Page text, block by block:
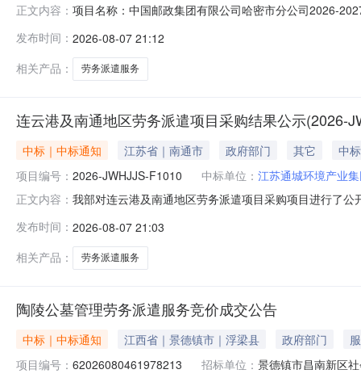
正文内容： 项目名称：中国邮政集团有限公司哈密市分公司2026-
女士。
发布时间： 2026-08-07 21:12
相关产品：
劳务派遣服务
连云港及南通地区劳务派遣项目采购结果公示(2026-
中标｜中标通知 江苏省｜南通市 政府部门 其它
中
项目编号： 2026-JWHJJS-F1010 中标单位： 江苏通城环境产业
正文内容： 我部对连云港及南通地区劳务派遣项目采购项目进行了
价金额：130800.00（元）；第二名：空间无限人力资
发布时间： 2026-08-07 21:03
相关产品：
劳务派遣服务
陶陵公墓管理劳务派遣服务竞价成交公告
中标｜中标通知 江西省｜景德镇市｜浮梁县 政府部门
项目编号： 62026080461978213 招标单位： 景德镇市昌南新区